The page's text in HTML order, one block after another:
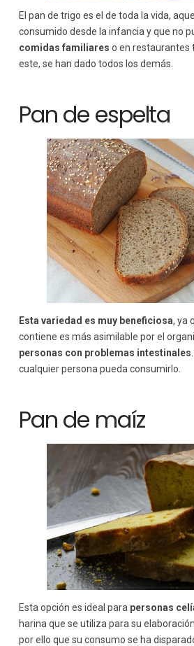
El pan de trigo es el de toda la vida,
consumido desde la infancia y que no
comidas familiares o en restaurantes
este, se han dado todos los demás.
Pan de espelta
Esta variedad es muy beneficiosa, ya
contiene es más asimilable por el
personas con problemas intestinales
cualquier persona pueda consumirlo.
Pan de maíz
Esta opción es ideal para personas
harina que se utiliza para su elaboración
por ello que su consumo se ha